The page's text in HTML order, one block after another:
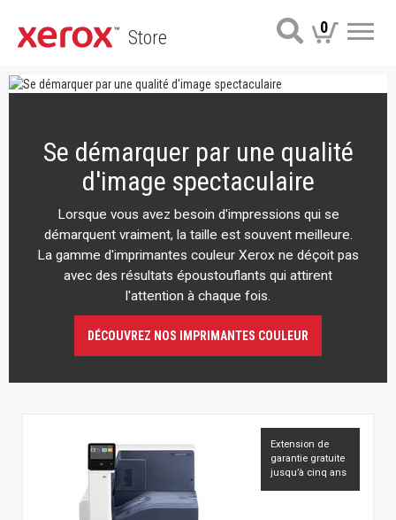
Store 0
Se démarquer par une qualité
d'image spectaculaire
Lorsque vous avez besoin d'impressions qui se
démarquent vraiment, la taille est souvent meilleure.
La gamme d'imprimantes couleur Xerox ne déçoit pas
avec des résultats époustouflants qui attirent
l'attention à chaque fois.
DÉCOUVREZ NOS IMPRIMANTES COULEUR
Extension de
garantie gratuite
jusqu’à cinq ans